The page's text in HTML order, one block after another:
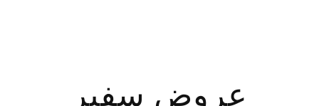
عروض سفير